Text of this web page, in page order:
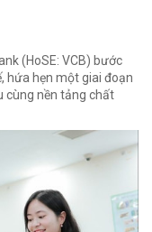
(HoSE: VCB) bước
hứa hẹn một giai đoạn
cùng nền tảng chất